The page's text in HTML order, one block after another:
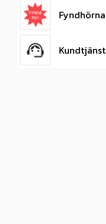
Fyndhörna
Kundtjänst